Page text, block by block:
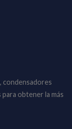
condensadores
obtener la más